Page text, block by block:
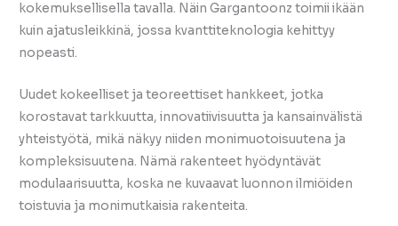
kokemuksellisella tavalla. Näin Gargantoonz toimii ikään
kuin ajatusleikkinä, jossa kvanttiteknologia kehittyy
nopeasti.
Uudet kokeelliset ja teoreettiset hankkeet, jotka
korostavat tarkkuutta, innovatiivisuutta ja kansainvälistä
yhteistyötä, mikä näkyy niiden monimuotoisuutena ja
kompleksisuutena. Nämä rakenteet hyödyntävät
modulaarisuutta, koska ne kuvaavat luonnon ilmiöiden
toistuvia ja monimutkaisia rakenteita.